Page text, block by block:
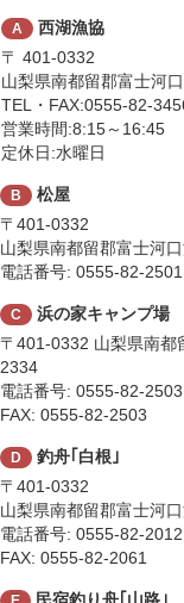
A
西湖漁協
〒 401-0332
山梨県南都留郡富士河
TEL・FAX:0555-82-
営業時間:8:15～16:45
定休日:水曜日
B
松屋
〒401-0332
山梨県南都留郡富士河
電話番号: 0555-82-2501
C
浜の家キャンプ場
〒401-0332 山梨県南都
2334
電話番号: 0555-82-2503
FAX: 0555-82-2503
D
釣舟｢白根｣
〒401-0332
山梨県南都留郡富士河
電話番号: 0555-82-2012
FAX: 0555-82-2061